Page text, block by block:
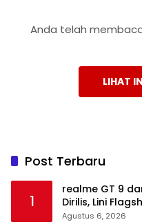
Anda telah
LIHAT
Post Terbaru
1
realme GT 9
Dirilis, Lini
Agustus 6, 2026